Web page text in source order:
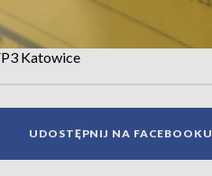
Katowice
UDOSTĘPNIJ NA FACEBOOKU